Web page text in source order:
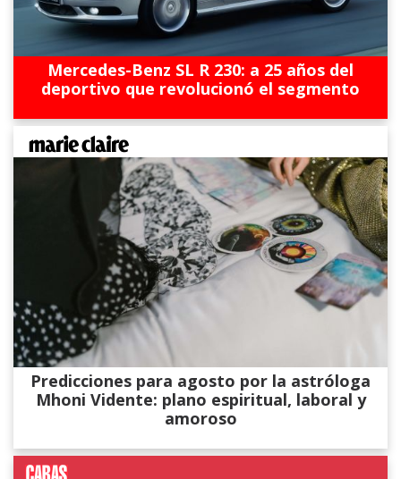
Mercedes-Benz SL R 230: a 25 años del
deportivo que revolucionó el segmento
Predicciones para agosto por la astróloga
Mhoni Vidente: plano espiritual, laboral y
amoroso